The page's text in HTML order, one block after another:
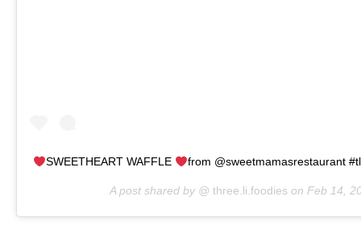
SWEETHEART WAFFLE from @sweetmamasrestaurant
A post shared by @ three.li.foodies on Feb 14,